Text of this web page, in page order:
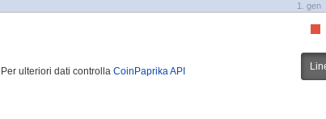
1. gen
Per ulteriori dati controlla CoinPaprika API